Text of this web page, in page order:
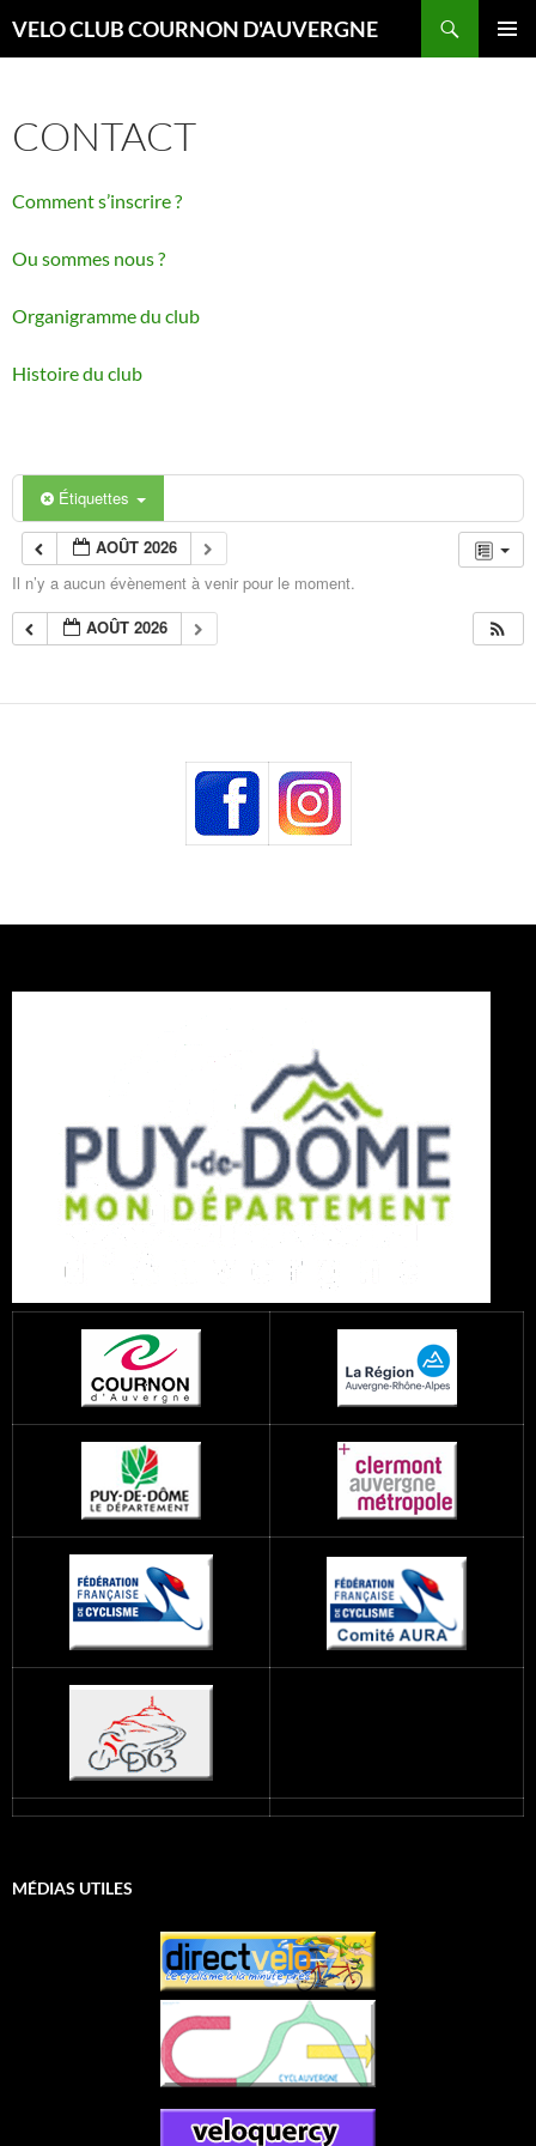
auVELO CLUB COURNON D'AUVERGNE
CONTACT
Comment s’inscrire ?
Ou sommes nous ?
Organigramme du club
Histoire du club
Étiquettes
AOÛT 2026
Il n’y a aucun évènement à venir pour le moment.
AOÛT 2026
MÉDIAS UTILES